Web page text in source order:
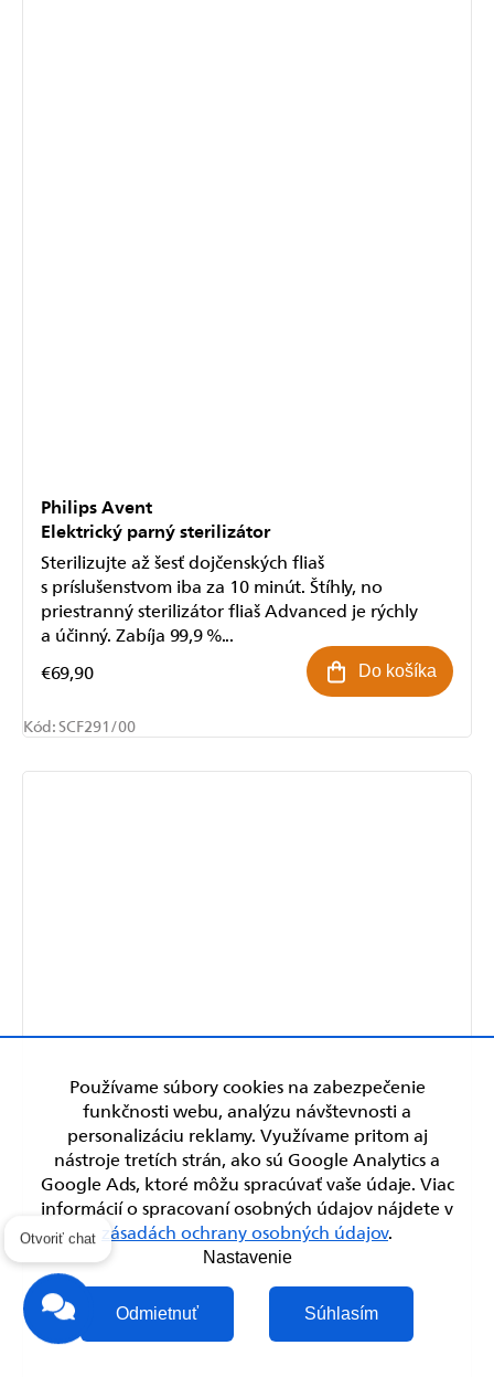
Používame súbory cookies na zabezpečenie
funkčnosti webu, analýzu návštevnosti a
personalizáciu reklamy. Využívame pritom aj
nástroje tretích strán, ako sú Google Analytics a
Google Ads, ktoré môžu spracúvať vaše údaje. Viac
informácií o spracovaní osobných údajov nájdete v
zásadách ochrany osobných údajov.
Nastavenie
Odmietnuť Súhlasím
Philips Avent
Elektrický parný sterilizátor
€69,90 Do košíka
Sterilizujte až šesť dojčenských fliaš
s príslušenstvom iba za 10 minút. Štíhly, no
priestranný sterilizátor fliaš Advanced je rýchly
a účinný. Zabíja 99,9 %...
Kód:SCF291/00